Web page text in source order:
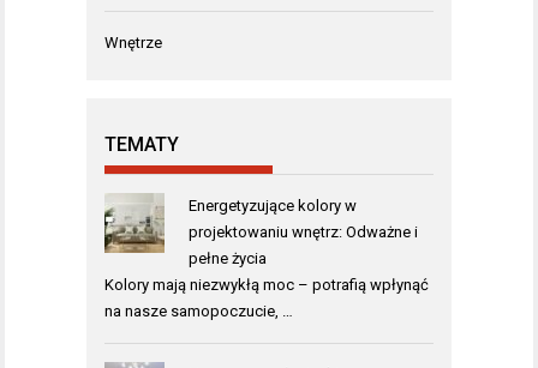
Wnętrze
TEMATY
Energetyzujące kolory w
projektowaniu wnętrz: Odważne i
pełne życia
Kolory mają niezwykłą moc – potrafią wpłynąć
na nasze samopoczucie, …